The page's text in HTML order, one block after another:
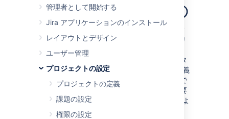
管理者として開始する
Jira アプリケーションのインストール
レイアウトとデザイン
ユーザー管理
プロジェクトの設定
プロジェクトの定義
課題の設定
権限の設定
XMLを使用しての
ワークフロー作成
Jira のワークフロー エディタは、Jira のデータ
ベースに格納されている OSWorkflow XML 定義
を生成します。Jira のワークフロー エディタで
利用できない OSWorkflow ベースの機能が必要
な場合、ワークフローを XML で定義し、次のよ
うに Jira にインポートできます。